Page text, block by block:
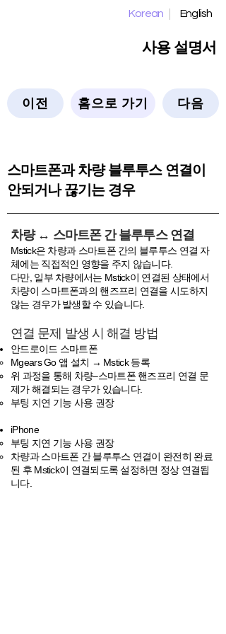
사용 설명서
Korean English
이전 홈으로 가기 다음
스마트폰과 차량 블루투스 연결이
안되거나 끊기는 경우
차량 ↔ 스마트폰 간 블루투스 연결
Mstick은 차량과 스마트폰 간의 블루투스 연결 자
체에는 직접적인 영향을 주지 않습니다.
다만, 일부 차량에서는 Mstick이 연결된 상태에서
차량이 스마트폰과의 핸즈프리 연결을 시도하지
않는 경우가 발생할 수 있습니다.
연결 문제 발생 시 해결 방법
안드로이드 스마트폰
Mgears Go 앱 설치 → Mstick 등록
위 과정을 통해 차량–스마트폰 핸즈프리 연결 문
제가 해결되는 경우가 있습니다.
​부팅 지연 기능 사용 권장
iPhone
부팅 지연 기능 사용 권장
차량과 스마트폰 간 블루투스 연결이 완전히 완료
된 후 Mstick이 연결되도록 설정하면 정상 연결됩
니다.